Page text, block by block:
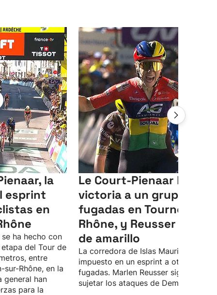
la
esprint
en
ha hecho con
del Tour de
entre
Rhône, en la
general han
para la
Le Court-Pienaar birla la
victoria a un grupo de
fugadas en Tournon-
Rhône, y Reusser sigue
de amarillo
La corredora de Islas Mauricio se ha
impuesto en un esprint a otras siete
fugadas. Marlen Reusser sigue líder
sujetar los ataques de Demi Vollering.